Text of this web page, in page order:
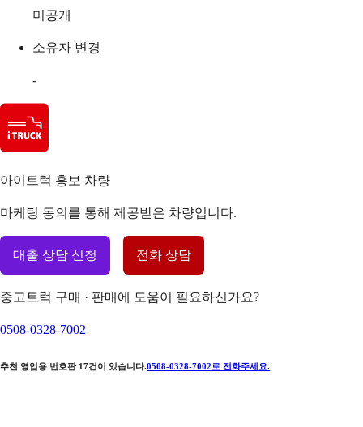
미공개
소유자 변경
-
아이트럭 홍보 차량
마케팅 동의를 통해 제공받은 차량입니다.
대출 상담 신청 전화 상담
중고트럭 구매 · 판매에 도움이 필요하신가요?
0508-0328-7002
추천 영업용 번호판 17건이 있습니다.0508-0328-7002 로 전화주세요.